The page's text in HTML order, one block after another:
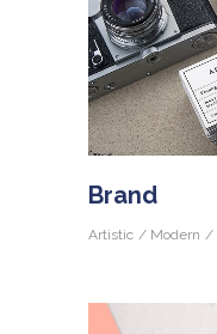
Brand
Artistic Modern